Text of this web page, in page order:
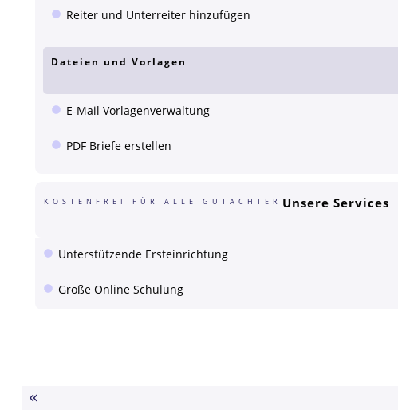
Reiter und Unterreiter hinzufügen
Dateien und Vorlagen
E-Mail Vorlagenverwaltung
PDF Briefe erstellen
KOSTENFREI FÜR ALLE GUTACHTER Unsere Services
Unterstützende Ersteinrichtung
Große Online Schulung